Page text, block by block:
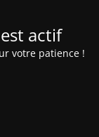
actif
votre patience !